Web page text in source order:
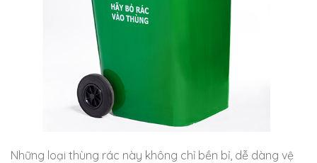
Những loại thùng rác này không chỉ bền bỉ, dễ dàng vệ